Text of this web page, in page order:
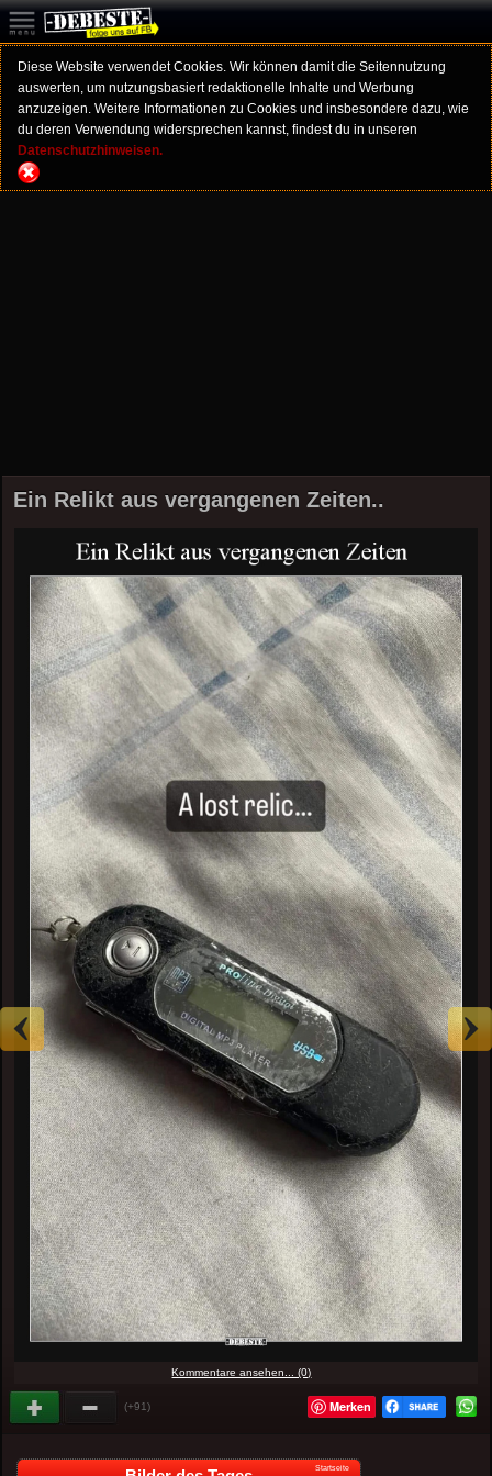
Diese Website verwendet Cookies. Wir können damit die Seitennutzung
auswerten, um nutzungsbasiert redaktionelle Inhalte und Werbung
anzuzeigen. Weitere Informationen zu Cookies und insbesondere dazu, wie
du deren Verwendung widersprechen kannst, findest du in unseren
Datenschutzhinweisen.
Ein Relikt aus vergangenen Zeiten..
Kommentare ansehen... (0)
(+91) Merken
Startseite